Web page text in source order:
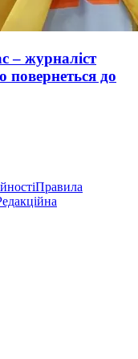
– журналіст
повернеться до
Правила